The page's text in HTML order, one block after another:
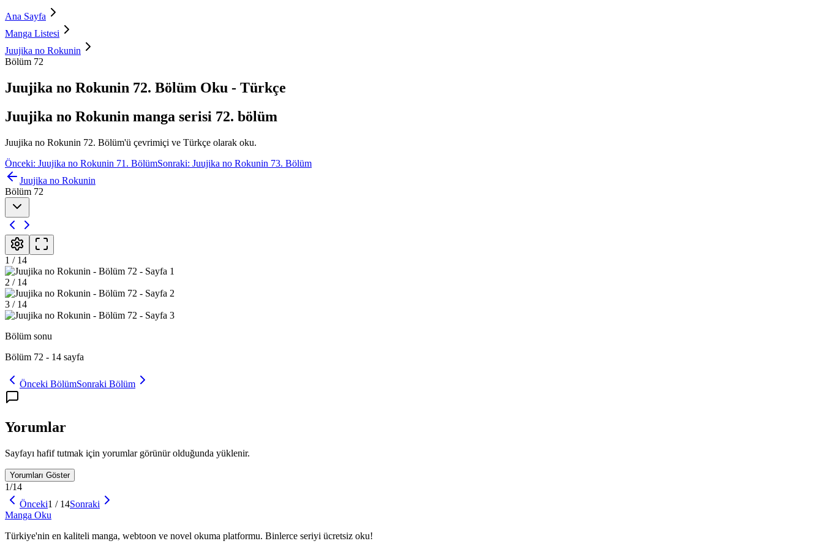
Ana Sayfa
Manga Listesi
Juujika no Rokunin
Bölüm 72
Juujika no Rokunin 72. Bölüm Oku - Türkçe
Juujika no Rokunin manga serisi 72. bölüm
Juujika no Rokunin 72. Bölüm'ü çevrimiçi ve Türkçe olarak oku.
Önceki: Juujika no Rokunin 71. BölümSonraki: Juujika no Rokunin 73. Bölüm
Juujika no Rokunin
Bölüm 72
1 / 14
2 / 14
3 / 14
Bölüm sonu
Bölüm 72 - 14 sayfa
Önceki BölümSonraki Bölüm
Yorumlar
Sayfayı hafif tutmak için yorumlar görünür olduğunda yüklenir.
Yorumları Göster
1/14
Önceki1 / 14Sonraki
Manga Oku
Türkiye'nin en kaliteli manga, webtoon ve novel okuma platformu. Binlerce seriyi ücretsiz oku!